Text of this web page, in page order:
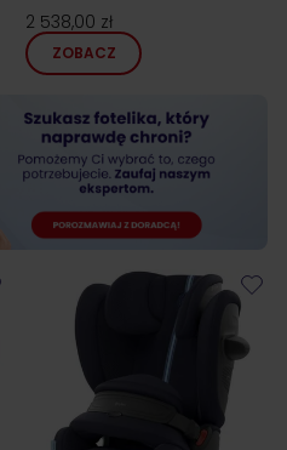
2 538,00 zł
ZOBACZ